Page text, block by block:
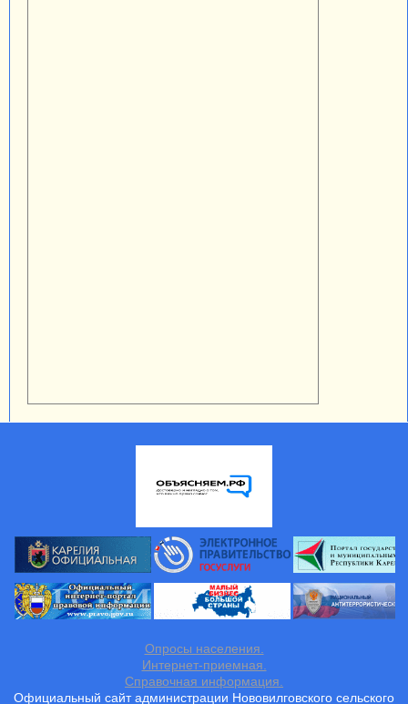
Опросы населения.
Интернет-приемная.
Справочная информация.
Официальный сайт администрации Нововилговского сельского